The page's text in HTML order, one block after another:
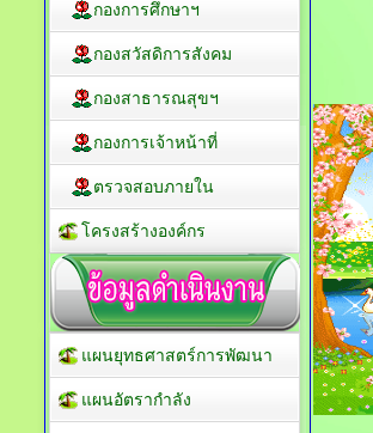
กองการศึกษาฯ
กองสวัสดิการสังคม
กองสาธารณสุขฯ
กองการเจ้าหน้าที่
ตรวจสอบภายใน
โครงสร้างองค์กร
แผนยุทธศาสตร์การพัฒนา
แผนอัตรากำลัง